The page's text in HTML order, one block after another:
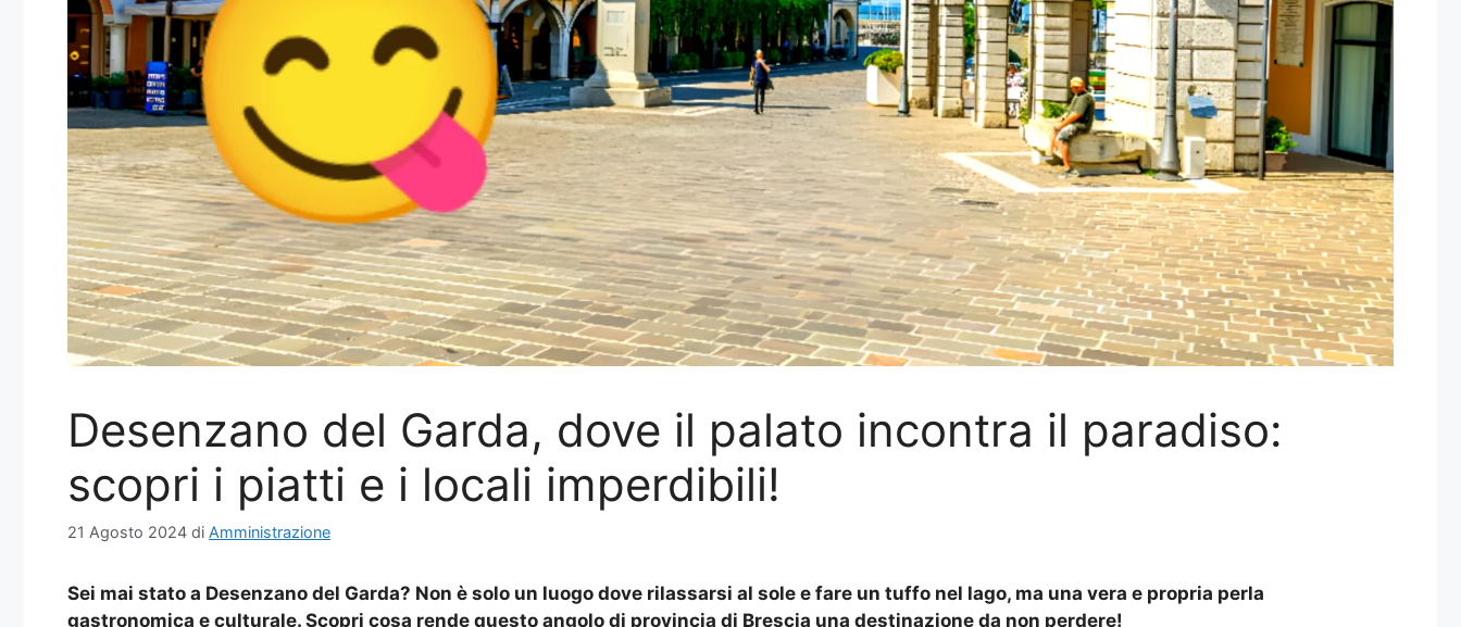
Desenzano del Garda, dove il palato incontra il paradiso:
scopri i piatti e i locali imperdibili!
21 Agosto 2024 di Amministrazione
Sei mai stato a Desenzano del Garda? Non è solo un luogo dove rilassarsi al sole e fare un tuffo nel lago, ma una vera e propria perla
gastronomica e culturale. Scopri cosa rende questo angolo di provincia di Brescia una destinazione da non perdere!